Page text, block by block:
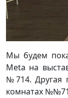
Мы будем
Meta на
№714. Другая
комнатах